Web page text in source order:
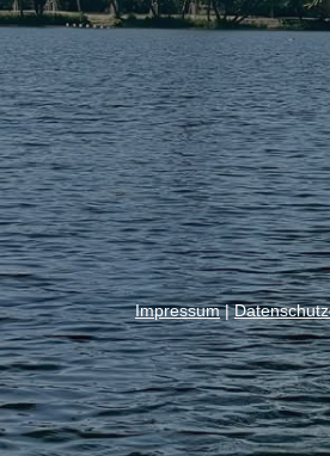
Impressum|